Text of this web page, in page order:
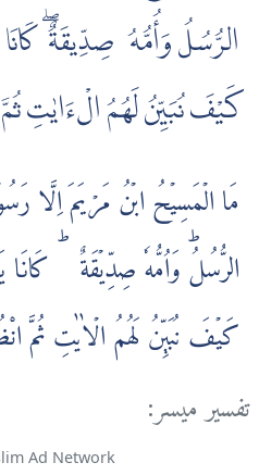
الرُّسُلُ وَأُمُّهُۥ صِدِّيقَةٌ
كَيْفَ نُبَيِّنُ لَهُمُ الْءَايٰتِ
مَا الۡمَسِيۡحُ ابۡنُ مَرۡيَمَ
الرُّسُلُؕ وَاُمُّهٗ صِدِّيۡقَةٌ‌ ؕ كَانَا
كَيۡفَ نُبَيِّنُ لَهُمُ الۡاٰيٰتِ ثُمَّ
تفسير ميسر:
Ad Network